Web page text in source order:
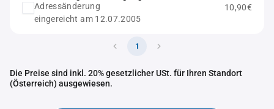
Adressänderung
eingereicht am 12.07.2005
10,90€
1
Die Preise sind inkl. 20% gesetzlicher USt. für Ihren Standort
(Österreich) ausgewiesen.